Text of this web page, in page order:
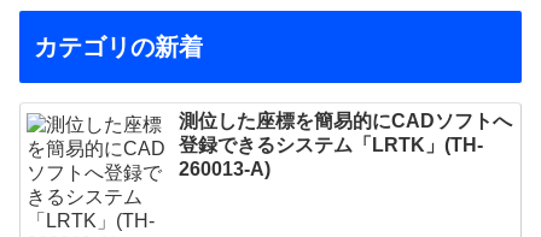
カテゴリの新着
測位した座標を簡易的にCADソフトへ
登録できるシステム「LRTK」(TH-
260013-A)